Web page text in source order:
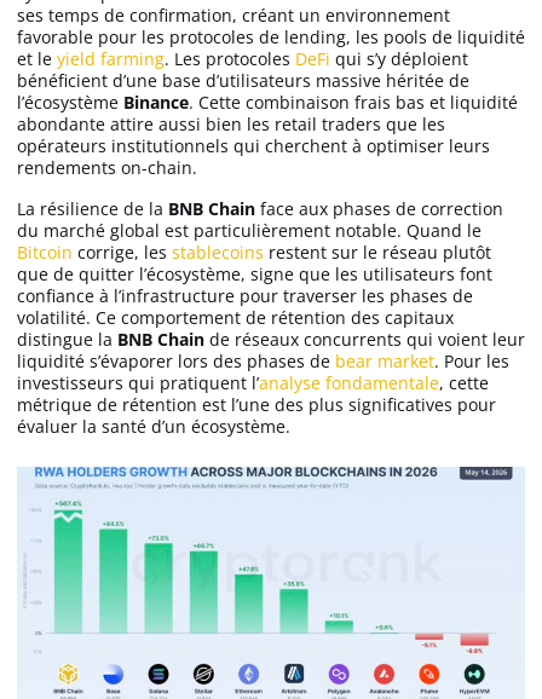
ses temps de confirmation, créant un environnement
favorable pour les protocoles de lending, les pools de liquidité
et le yield farming. Les protocoles DeFi qui s’y déploient
bénéficient d’une base d’utilisateurs massive héritée de
l’écosystème Binance. Cette combinaison frais bas et liquidité
abondante attire aussi bien les retail traders que les
opérateurs institutionnels qui cherchent à optimiser leurs
rendements on-chain.
La résilience de la BNB Chain face aux phases de correction
du marché global est particulièrement notable. Quand le
Bitcoin corrige, les stablecoins restent sur le réseau plutôt
que de quitter l’écosystème, signe que les utilisateurs font
confiance à l’infrastructure pour traverser les phases de
volatilité. Ce comportement de rétention des capitaux
distingue la BNB Chain de réseaux concurrents qui voient leur
liquidité s’évaporer lors des phases de bear market. Pour les
investisseurs qui pratiquent l’analyse fondamentale, cette
métrique de rétention est l’une des plus significatives pour
évaluer la santé d’un écosystème.